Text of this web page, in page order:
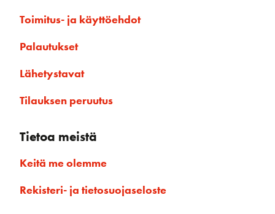
Toimitus- ja käyttöehdot
Palautukset
Lähetystavat
Tilauksen peruutus
Tietoa meistä
Keitä me olemme
Rekisteri- ja tietosuojaseloste